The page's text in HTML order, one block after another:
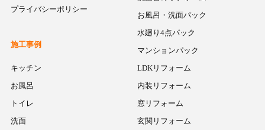
プライバシーポリシー
お風呂・洗面パック
水廻り4点パック
マンションパック
LDKリフォーム
内装リフォーム
窓リフォーム
玄関リフォーム
施工事例
キッチン
お風呂
トイレ
洗面